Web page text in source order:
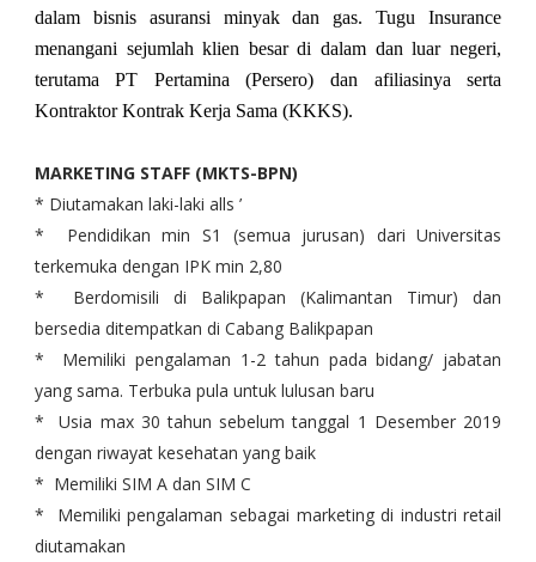
dalam bisnis asuransi minyak dan gas. Tugu Insurance
menangani sejumlah klien besar di dalam dan luar negeri,
terutama PT Pertamina (Persero) dan afiliasinya serta
Kontraktor Kontrak Kerja Sama (KKKS).
MARKETING STAFF (MKTS-BPN)
* Diutamakan laki-laki alls ’
* Pendidikan min S1 (semua jurusan) dari Universitas
terkemuka dengan IPK min 2,80
* Berdomisili di Balikpapan (Kalimantan Timur) dan
bersedia ditempatkan di Cabang Balikpapan
* Memiliki pengalaman 1-2 tahun pada bidang/ jabatan
yang sama. Terbuka pula untuk lulusan baru
* Usia max 30 tahun sebelum tanggal 1 Desember 2019
dengan riwayat kesehatan yang baik
* Memiliki SIM A dan SIM C
* Memiliki pengalaman sebagai marketing di industri retail
diutamakan